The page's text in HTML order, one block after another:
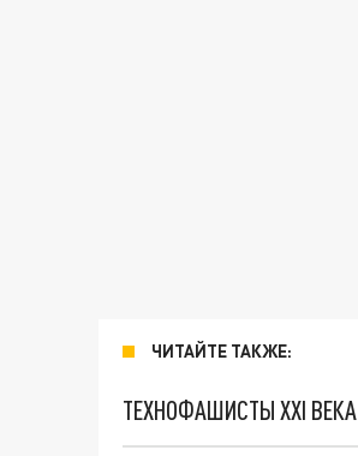
ЧИТАЙТЕ ТАКЖЕ:
ТЕХНОФАШИСТЫ XXI ВЕКА